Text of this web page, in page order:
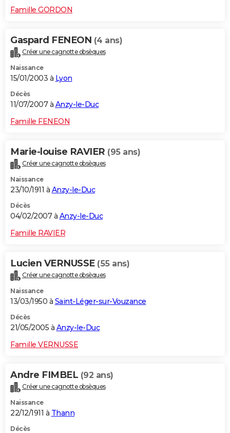
Famille GORDON
Gaspard FENEON (4 ans)
Créer une cagnotte obsèques
Naissance
15/01/2003 à Lyon
Décès
11/07/2007 à Anzy-le-Duc
Famille FENEON
Marie-louise RAVIER (95 ans)
Créer une cagnotte obsèques
Naissance
23/10/1911 à Anzy-le-Duc
Décès
04/02/2007 à Anzy-le-Duc
Famille RAVIER
Lucien VERNUSSE (55 ans)
Créer une cagnotte obsèques
Naissance
13/03/1950 à Saint-Léger-sur-Vouzance
Décès
21/05/2005 à Anzy-le-Duc
Famille VERNUSSE
Andre FIMBEL (92 ans)
Créer une cagnotte obsèques
Naissance
22/12/1911 à Thann
Décès